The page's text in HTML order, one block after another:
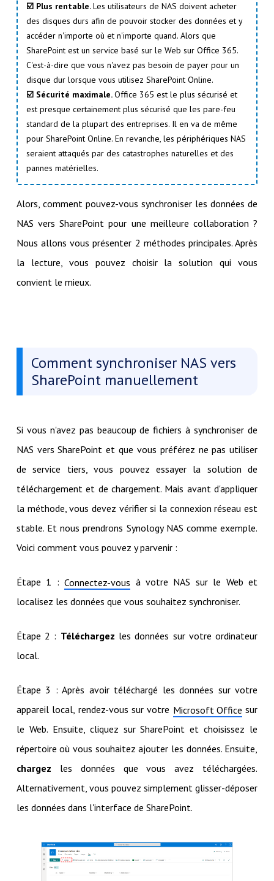
☑️ Plus rentable.Les utilisateurs de NAS doivent acheter
des disques durs afin de pouvoir stocker des données et y
accéder n'importe où et n'importe quand. Alors que
SharePoint est un service basé sur le Web sur Office 365.
C'est-à-dire que vous n'avez pas besoin de payer pour un
disque dur lorsque vous utilisez SharePoint Online.
☑️ Sécurité maximale.Office 365 est le plus sécurisé et
est presque certainement plus sécurisé que les pare-feu
standard de la plupart des entreprises. Il en va de même
pour SharePoint Online. En revanche, les périphériques NAS
seraient attaqués par des catastrophes naturelles et des
pannes matérielles.
Alors, comment pouvez-vous synchroniser les données de
NAS vers SharePoint pour une meilleure collaboration ?
Nous allons vous présenter 2 méthodes principales. Après
la lecture, vous pouvez choisir la solution qui vous
convient le mieux.
Comment synchroniser NAS vers
SharePoint manuellement
Si vous n'avez pas beaucoup de fichiers à synchroniser de
NAS vers SharePoint et que vous préférez ne pas utiliser
de service tiers, vous pouvez essayer la solution de
téléchargement et de chargement. Mais avant d'appliquer
la méthode, vous devez vérifier si la connexion réseau est
stable. Et nous prendrons Synology NAS comme exemple.
Voici comment vous pouvez y parvenir :
Étape 1 :Connectez-vous à votre NAS sur le Web et
localisez les données que vous souhaitez synchroniser.
Étape 2 : Téléchargez les données sur votre ordinateur
local.
Étape 3 : Après avoir téléchargé les données sur votre
appareil local, rendez-vous sur votre Microsoft Office sur
le Web. Ensuite, cliquez sur SharePoint et choisissez le
répertoire où vous souhaitez ajouter les données. Ensuite,
chargez les données que vous avez téléchargées.
Alternativement, vous pouvez simplement glisser-déposer
les données dans l'interface de SharePoint.